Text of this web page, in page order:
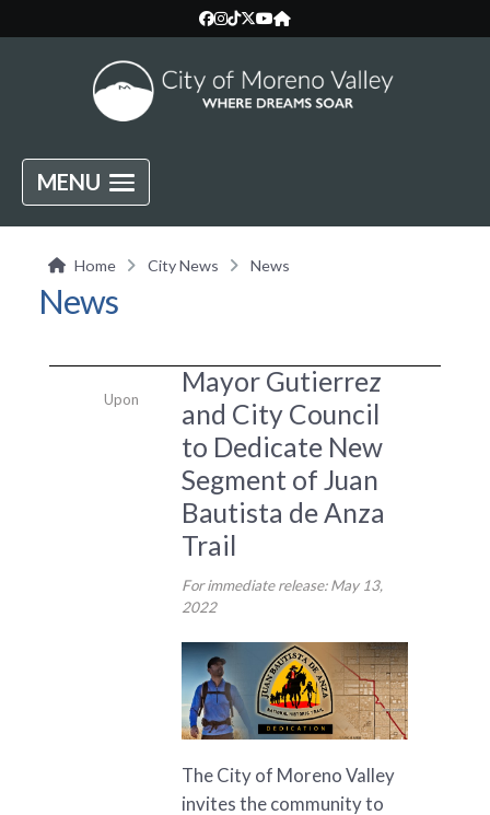
MENU
Home City News News
News
Mayor Gutierrez
and City Council
to Dedicate New
Segment of Juan
Bautista de Anza
Trail
For immediate release: May 13,
2022
The City of Moreno Valley
invites the community to
Upon